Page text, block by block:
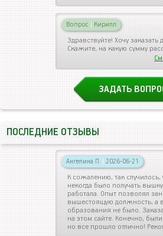
Вопрос | Кирилл
Здравствуйте! Хочу заказать
Скажите, на какую сумму
ЗАДАТЬ
ПОСЛЕДНИЕ ОТЗЫВЫ
Ангелина П. | 2026-06-21
К сожалению, так случилось,
некогда было получать
работала. Опыт позволял
вышестоящую должность, а
образования не было.
на этом сайте. Конечно,
но все прошло отлично!